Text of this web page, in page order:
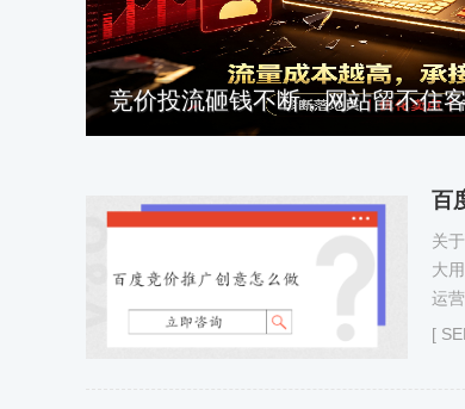
竞价投流砸钱不断，网站留不住
百
关
大
运
[